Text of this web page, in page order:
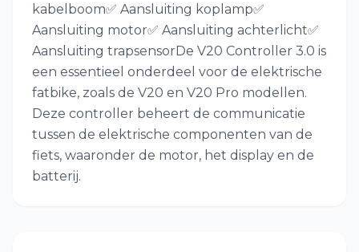
kabelboom✅ Aansluiting koplamp✅
Aansluiting motor✅ Aansluiting achterlicht✅
Aansluiting trapsensorDe V20 Controller 3.0 is
een essentieel onderdeel voor de elektrische
fatbike, zoals de V20 en V20 Pro modellen.
Deze controller beheert de communicatie
tussen de elektrische componenten van de
fiets, waaronder de motor, het display en de
batterij.